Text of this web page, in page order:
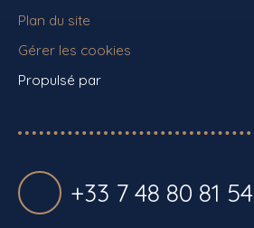
Plan du site
Gérer les cookies
Propulsé par
+33 7 48 80 81 54